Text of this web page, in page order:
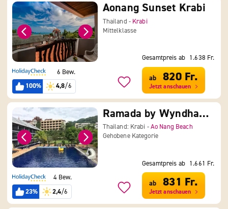
Aonang Sunset Krabi
Thailand - Krabi
Mittelklasse
6 Bew.
100%
4,8/6
Gesamtpreis ab 1.638 Fr.
ab 820 Fr.
Jetzt anschauen
Ramada by Wyndham Aonang Krabi
Thailand: Krabi -Ao Nang Beach
Gehobene Kategorie
4 Bew.
23%
2,4/6
Gesamtpreis ab 1.661 Fr.
ab 831 Fr.
Jetzt anschauen